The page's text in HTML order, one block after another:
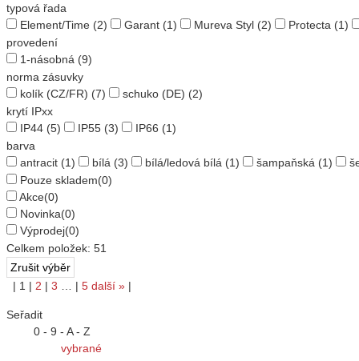
typová řada
Element/Time (2) Garant (1) Mureva Styl (2) Protecta (1)
provedení
1-násobná (9)
norma zásuvky
kolík (CZ/FR) (7) schuko (DE) (2)
krytí IPxx
IP44 (5) IP55 (3) IP66 (1)
barva
antracit (1) bílá (3) bílá/ledová bílá (1) šampaňská (1)
Pouze skladem(0)
Akce(0)
Novinka(0)
Výprodej(0)
Celkem položek: 51
| 1 | 2 | 3 … | 5 další » |
Seřadit
0 - 9 - A - Z
vybrané